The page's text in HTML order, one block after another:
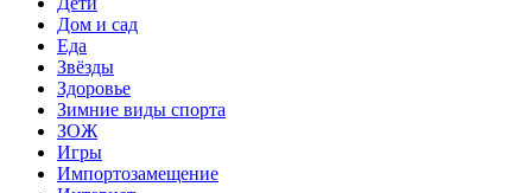
Дом и сад
Еда
Звёзды
Здоровье
Зимние виды спорта
ЗОЖ
Игры
Импортозамещение